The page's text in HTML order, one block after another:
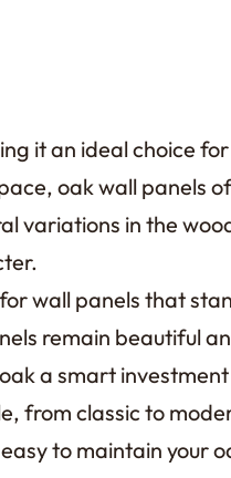
it an ideal choice
oak wall panels
variations in the
wall panels that
remain beautiful
a smart
from classic to
to maintain your